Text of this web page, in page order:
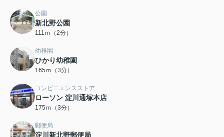
公園
新北野公園
111ｍ（2分）
幼稚園
ひかり幼稚園
165ｍ（3分）
コンビニエンスストア
ローソン 淀川通塚本店
175ｍ（3分）
郵便局
淀川新北野郵便局